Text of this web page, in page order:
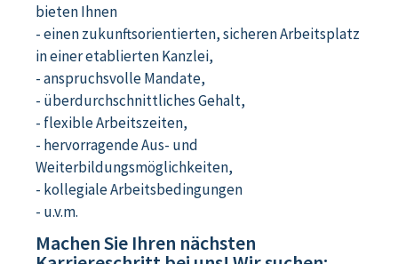
bieten Ihnen
- einen zukunftsorientierten, sicheren Arbeitsplatz
in einer etablierten Kanzlei,
- anspruchsvolle Mandate,
- überdurchschnittliches Gehalt,
- flexible Arbeitszeiten,
- hervorragende Aus- und
Weiterbildungsmöglichkeiten,
- kollegiale Arbeitsbedingungen
- u.v.m.
Machen Sie Ihren nächsten